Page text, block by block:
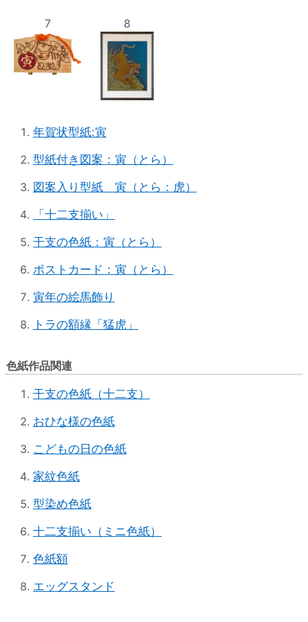
7 8
年賀状型紙:寅
型紙付き図案：寅（とら）
図案入り型紙 寅（とら：虎）
「十二支揃い」
干支の色紙：寅（とら）
ポストカード：寅（とら）
寅年の絵馬飾り
トラの額縁「猛虎」
色紙作品関連
干支の色紙（十二支）
おひな様の色紙
こどもの日の色紙
家紋色紙
型染め色紙
十二支揃い（ミニ色紙）
色紙額
エッグスタンド